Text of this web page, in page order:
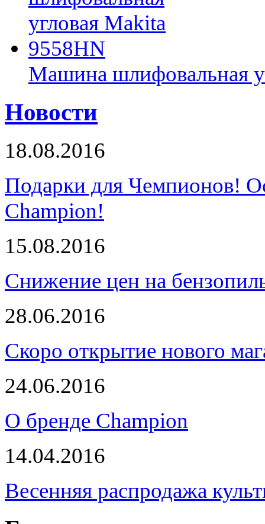
Машина шлифовальная
Новости
18.08.2016
Подарки для Чемпионов!
Champion!
15.08.2016
Снижение цен на
28.06.2016
Скоро открытие нового
24.06.2016
О бренде Champion
14.04.2016
Весенняя распродажа